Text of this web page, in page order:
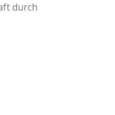
durch